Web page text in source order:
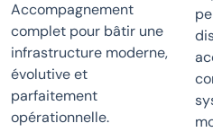
Accompagnement
complet pour bâtir une
infrastructure moderne,
évolutive et
parfaitement
opérationnelle.